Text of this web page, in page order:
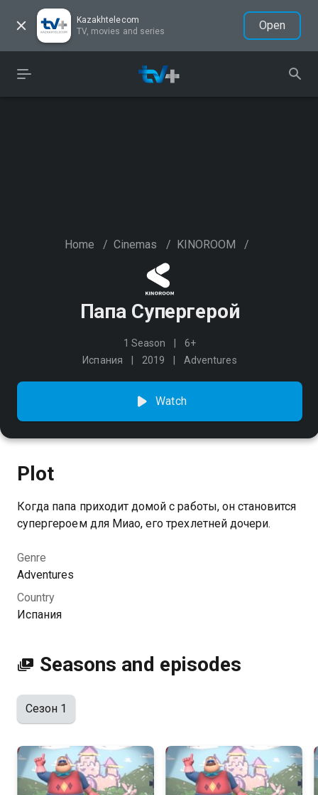
Kazakhtelecom
TV, movies and series
Open
Home / Cinemas / KINOROOM /
Папа Супергерой
1 Season
6+
Испания
2019 Adventures
Watch
Plot
Когда папа приходит домой с работы, он становится
супергероем для Миао, его трехлетней дочери.
Genre
Adventures
Country
Испания
Seasons and episodes
Сезон 1